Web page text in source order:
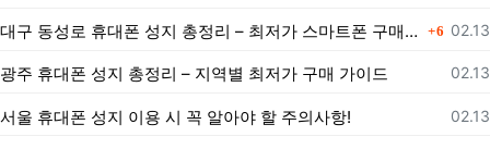
등록
02.13
대구 동성로 휴대폰 성지 총정리 – 최저가 스마트폰 구매 가이드 댓글
6
등록
02.13
광주 휴대폰 성지 총정리 – 지역별 최저가 구매 가이드
등록
02.13
서울 휴대폰 성지 이용 시 꼭 알아야 할 주의사항!